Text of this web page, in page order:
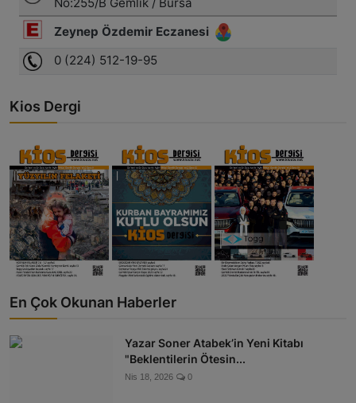
Kios Dergi
En Çok Okunan Haberler
Yazar Soner Atabek’in Yeni Kitabı
"Beklentilerin Ötesin...
Nis 18, 2026 0